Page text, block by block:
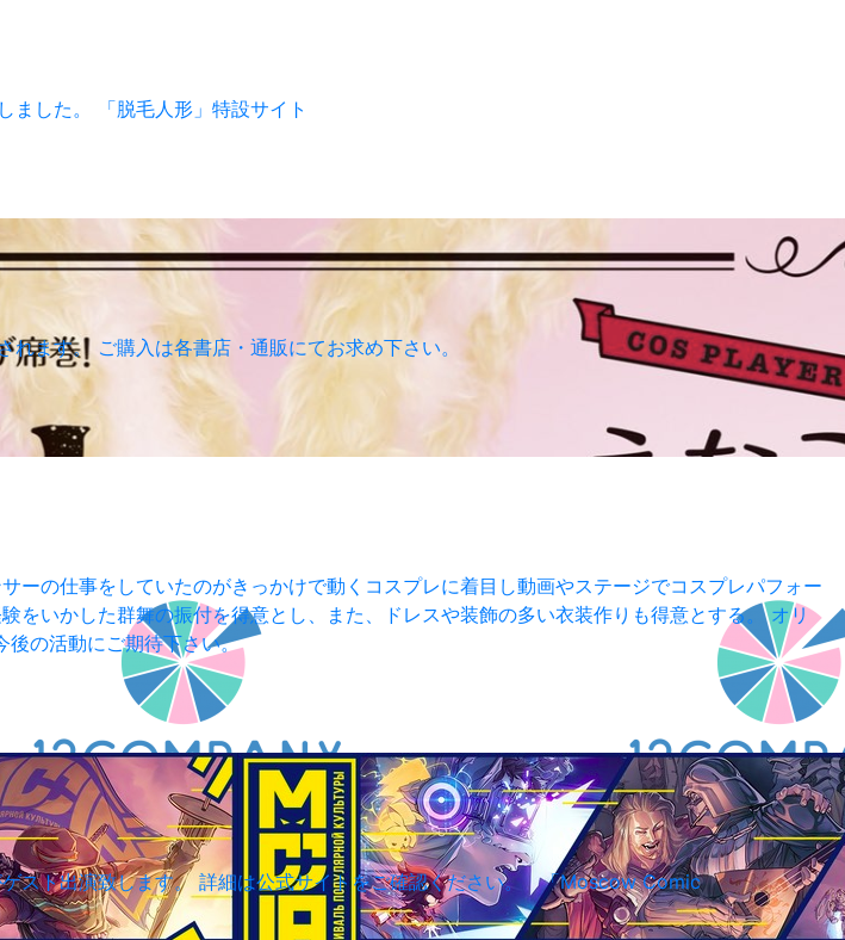
ました。 「脱毛人形」特設サイト
ます。 ご購入は各書店・通販にてお求め下さい。
の仕事をしていたのがきっかけで動くコスプレに着目し動画やステージでコスプレパフォー
をいかした群舞の振付を得意とし、また、ドレスや装飾の多い衣装作りも得意とする。 オリ
の活動にご期待下さい。
スト出演致します。 詳細は公式サイトをご確認ください。 「Moscow Comic